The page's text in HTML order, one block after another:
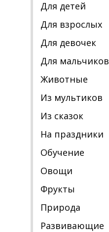
Для детей
Для взрослых
Для девочек
Для мальчиков
Животные
Из мультиков
Из сказок
На праздники
Обучение
Овощи
Фрукты
Природа
Развивающие